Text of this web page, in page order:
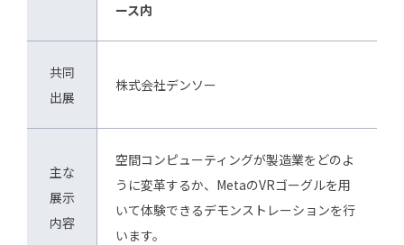
ース内
共同
出展
株式会社デンソー
主な
展示
内容
空間コンピューティングが製造業をどのよ
うに変革するか、MetaのVRゴーグルを用
いて体験できるデモンストレーションを行
います。